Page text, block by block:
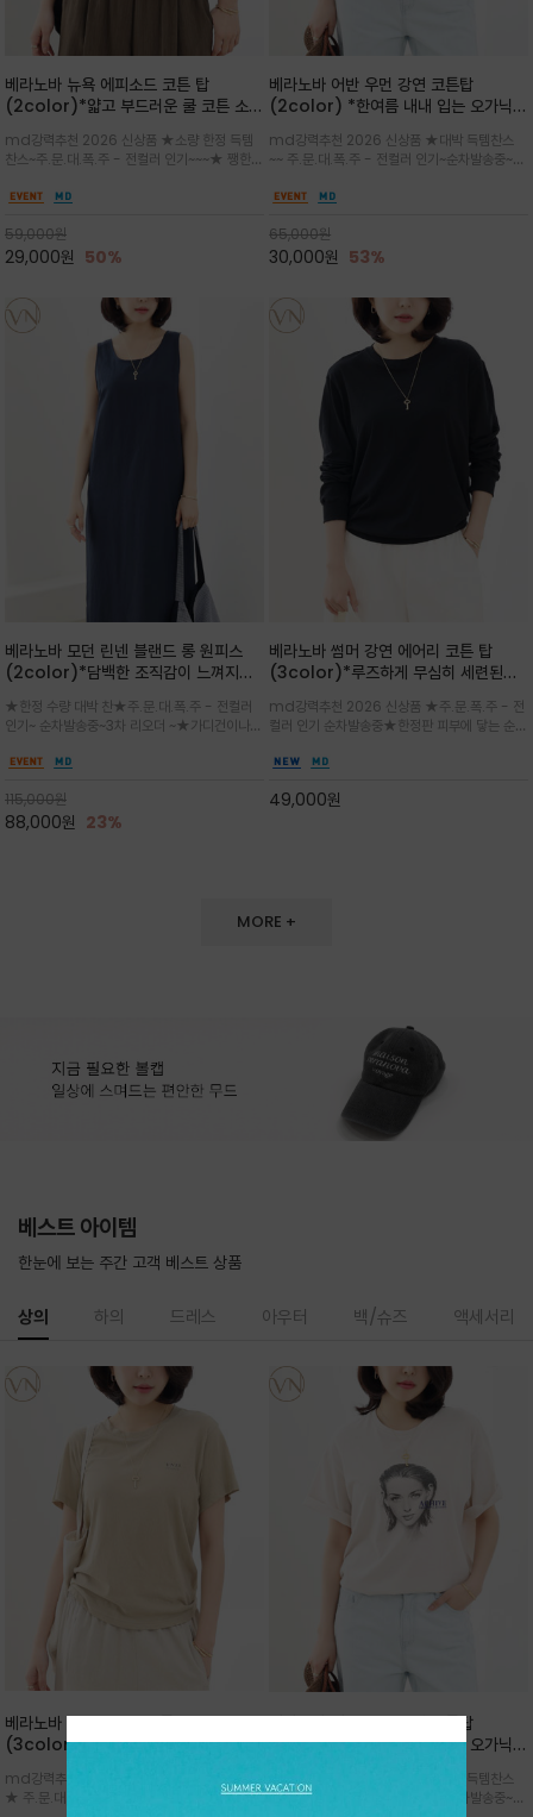
베라노바 뉴욕 에피소드 코튼 탑
(2color)*얇고 부드러운 쿨 코튼 소재
고 자연스러운 멋이 있는 핏으로 여름내
내 편하고 감각적으로 입으세요
md강력추천 2026 신상품 ★소량 한정 득템
찬스~주.문.대.폭.주 - 전컬러 인기~~~★ 쨍한듯
내추럴한 컬러감이 매력적인 티셔츠/여유로운
59,000원
29,000원 50%
베라노바 어반 우먼 강연 코튼탑
(2color) *한여름 내내 입는 오가닉
워크 (Line Work) & 스케치/감각적
인 아트워크 프린트가 시선을 끄는 루즈
핏 강연티셔츠
md강력추천 2026 신상품 ★대박 득템찬스
~~ 주.문.대.폭.주 - 전컬러 인기~순차발송중~★
한 착용감을 선사하며, 자연스럽게 떨어지는 실루
으로도 포인트가 되며, 데일리 활
65,000원
30,000원 53%
베라노바 모던 린넨 블랜드 롱 원피스
(2color)*담백한 조직감이 느껴지는
롱 원피스
★한정 수량 대박 찬★주.문.대.폭.주 - 전컬러
인기~ 순차발송중~3차 리오더 ~★가디건이나
도 손색이 없고,리조트룩까지 만능/답답하지 않
버하면서도 여리여리한 무
115,000원
88,000원 23%
베라노바 썸머 강연 에어리 코튼 탑
(3color)*루즈하게 무심히 세련된핏/
품은 시원함: 우수한 통기성
md강력추천 2026 신상품 ★주.문.폭.주 - 전
컬러 인기 순차발송중★한정판 피부에 닿는 순간
한 터치감~★여름에 오히려 이런티을 입으셔야
을 즐기실수 있습니다^^
49,000원
MORE +
베스트 아이템
한눈에 보는 주간 고객 베스트 상품
베라노바 심플 VN13 코튼탑
(3color)*썸머 바이오 강연/ 스판 너
더더기 없이 깔끔한 무드가 매력적인
VN13 코튼 티셔츠
md강력추천 2026 신상품 ★한정 대박 세일
★ 주.문.대.폭.주 - 전컬러 인기~순차발송중
베라노바 어반 우먼 강연 코튼탑
(2color) *한여름 내내 입는 오가닉
워크 (Line Work) & 스케치/감각적
인 아트워크 프린트가 시선을 끄는 루즈
md강력추천 2026 신상품 ★대박 득템찬스
~~ 주.문.대.폭.주 - 전컬러 인기~순차발송중~★
상의 하의 드레스 아우터 백/슈즈 액세서리